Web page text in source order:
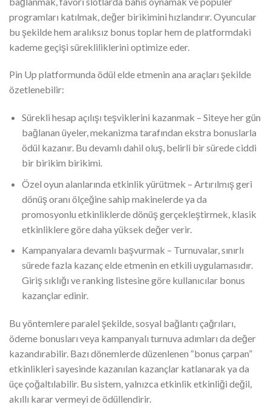
programları katılmak, değer birikimini hızlandırır. Oyuncular
bu şekilde hem aralıksız bonus toplar hem de platformdaki
kademe geçişi sürekliliklerini optimize eder.
Pin Up platformunda ödül elde etmenin ana araçları şekilde
özetlenebilir:
Sürekli hesap açılışı teşviklerini kazanmak – Siteye her gün
bağlanan üyeler, mekanizma tarafından ekstra bonuslarla
ödül kazanır. Bu devamlı dahil oluş, belirli bir sürede ciddi
bir birikim birikimi.
Özel oyun alanlarında etkinlik yürütmek – Artırılmış geri
dönüş oranı ölçeğine sahip makinelerde ya da
promosyonlu etkinliklerde dönüş gerçekleştirmek, klasik
etkinliklere göre daha yüksek değer verir.
Kampanyalara devamlı başvurmak – Turnuvalar, sınırlı
sürede fazla kazanç elde etmenin en etkili uygulamasıdır.
Giriş sıklığı ve ranking listesine göre kullanıcılar bonus
kazançlar edinir.
Bu yöntemlere paralel şekilde, sosyal bağlantı çağrıları,
ödeme bonusları veya kampanyalı turnuva adımları da değer
kazandırabilir. Bazı dönemlerde düzenlenen “bonus çarpan”
etkinlikleri sayesinde kazanılan kazançlar katlanarak ya da
üçe çoğaltılabilir. Bu sistem, yalnızca etkinlik etkinliği değil,
akıllı karar vermeyi de ödüllendirir.